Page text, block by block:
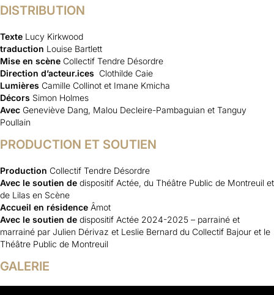
DISTRIBUTION
Texte Lucy Kirkwood
traduction Louise Bartlett
Mise en scène Collectif Tendre Désordre
Direction d’acteur.ices Clothilde Caie
Lumières Camille Collinot et Imane Kmicha
Décors Simon Holmes
Avec Geneviève Dang, Malou Decleire-Pambaguian et Tanguy
Poullain
PRODUCTION ET SOUTIEN
Production Collectif Tendre Désordre
Avec le soutien de dispositif Actée, du Théâtre Public de Montreuil et
de Lilas en Scène
Accueil en résidence Âmot
Avec le soutien de dispositif Actée 2024-2025 – parrainé et
marrainé par Julien Dérivaz et Leslie Bernard du Collectif Bajour et le
Théâtre Public de Montreuil
GALERIE